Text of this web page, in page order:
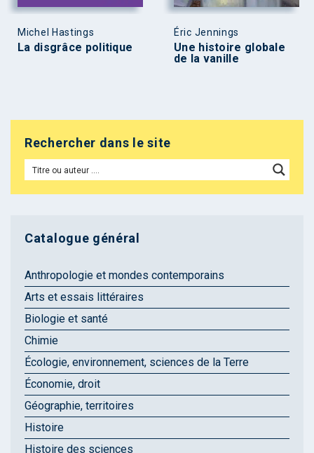
Michel Hastings
La disgrâce politique
Éric Jennings
Une histoire globale
de la vanille
Rechercher dans le site
Catalogue général
Anthropologie et mondes contemporains
Arts et essais littéraires
Biologie et santé
Chimie
Écologie, environnement, sciences de la Terre
Économie, droit
Géographie, territoires
Histoire
Histoire des sciences